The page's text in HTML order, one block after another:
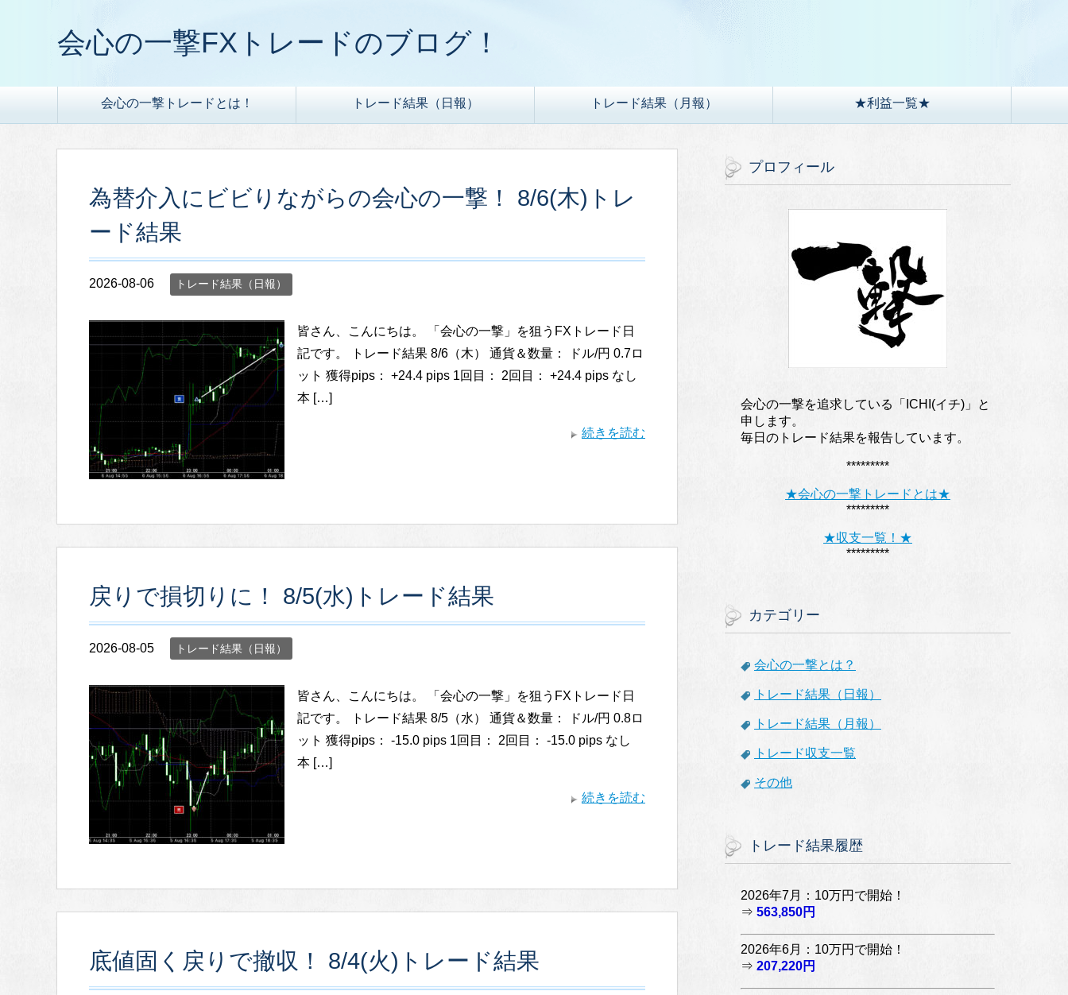
会心の一撃FXトレードのブログ！
会心の一撃トレードとは！ トレード結果（日報） トレード結果（月報） ★利益一覧★
為替介入にビビりながらの会心の一撃！ 8/6(木)トレ
ード結果
2026-08-06 トレード結果（日報）
皆さん、こんにちは。 「会心の一撃」を狙うFXトレード日
記です。 トレード結果 8/6（木） 通貨＆数量： ドル/円 0.7ロ
ット 獲得pips： +24.4 pips 1回目： 2回目： +24.4 pips なし
本 […]
続きを読む
戻りで損切りに！ 8/5(水)トレード結果
2026-08-05 トレード結果（日報）
皆さん、こんにちは。 「会心の一撃」を狙うFXトレード日
記です。 トレード結果 8/5（水） 通貨＆数量： ドル/円 0.8ロ
ット 獲得pips： -15.0 pips 1回目： 2回目： -15.0 pips なし
本 […]
続きを読む
底値固く戻りで撤収！ 8/4(火)トレード結果
プロフィール
会心の一撃を追求している「ICHI(イチ)」と
申します。
毎日のトレード結果を報告しています。
*********
★会心の一撃トレードとは★
*********
★収支一覧！★
*********
カテゴリー
会心の一撃とは？
トレード結果（日報）
トレード結果（月報）
トレード収支一覧
その他
トレード結果履歴
2026年7月：10万円で開始！
⇒ 563,850円
2026年6月：10万円で開始！
⇒ 207,220円